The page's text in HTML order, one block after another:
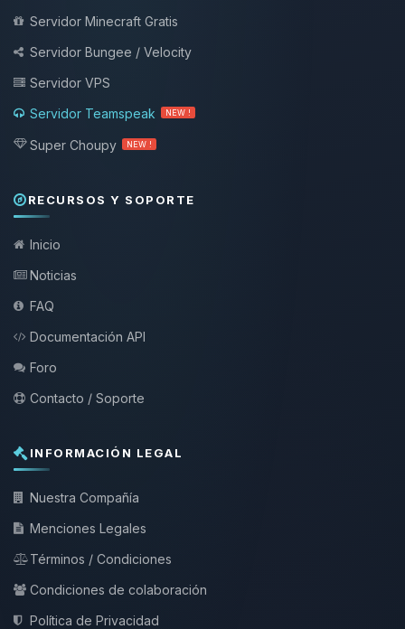
Servidor Minecraft Gratis
Servidor Bungee / Velocity
Servidor VPS
Servidor Teamspeak
NEW !
Super Choupy NEW !
RECURSOS Y SOPORTE
Inicio
Noticias
FAQ
Documentación API
Foro
Contacto / Soporte
INFORMACIÓN LEGAL
Nuestra Compañía
Menciones Legales
Términos / Condiciones
Condiciones de colaboración
Política de Privacidad